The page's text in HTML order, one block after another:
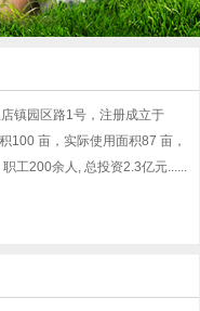
镇园区路1号，注册成立于
100 亩，实际使用面积87 亩，
工200余人, 总投资2.3亿元......